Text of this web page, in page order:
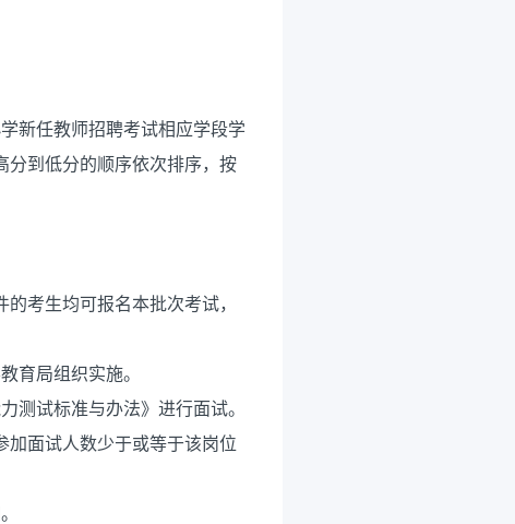
新任教师招聘考试相应学段学
分到低分的顺序依次排序，按
考生均可报名本批次考试，
育局组织实施。
测试标准与办法》进行面试。
加面试人数少于或等于该岗位